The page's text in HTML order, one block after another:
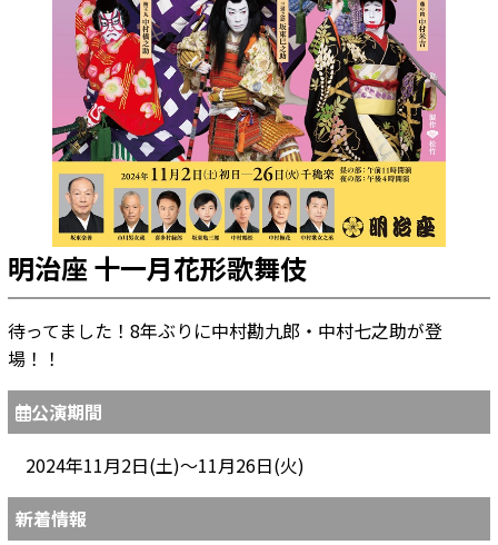
明治座 十一月花形歌舞伎
待ってました！8年ぶりに中村勘九郎・中村七之助が登
場！！
公演期間
2024年11月2日(土)～11月26日(火)
新着情報